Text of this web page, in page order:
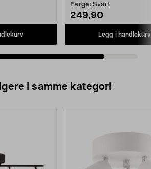
Farge: Svart
249,90
Legg i handlekurv
i samme kategori